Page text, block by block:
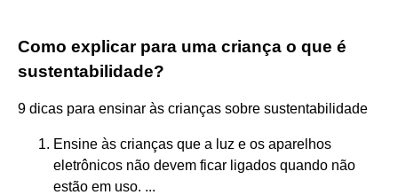
Como explicar para uma criança o que é
sustentabilidade?
9 dicas para ensinar às crianças sobre sustentabilidade
Ensine às crianças que a luz e os aparelhos
eletrônicos não devem ficar ligados quando não
estão em uso. ...